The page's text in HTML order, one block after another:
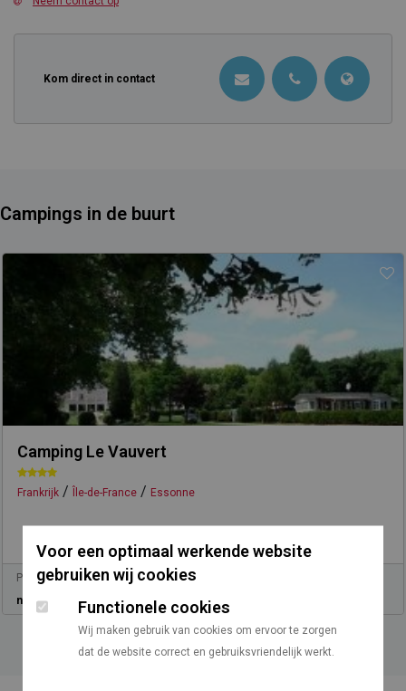
Voor een optimaal werkende website
gebruiken wij cookies
Functionele cookies
Wij maken gebruik van cookies om ervoor te zorgen
dat de website correct en gebruiksvriendelijk werkt.
Kom direct in contact
Campings in de buurt
Camping Le Vauvert
Frankrijk / Île-de-France / Essonne
Prijs vanaf
n.v.t.